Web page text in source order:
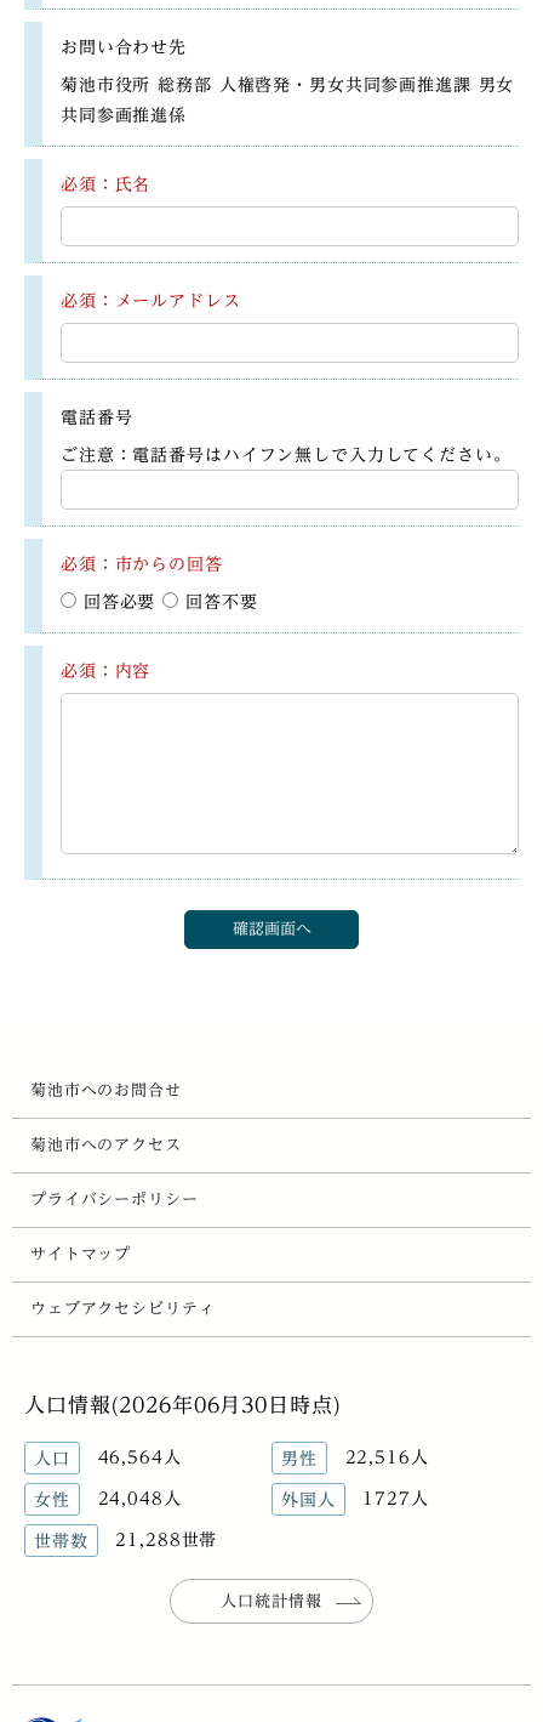
お問い合わせ先
菊池市役所 総務部 人権啓発・男女共同参画推進課 男女
共同参画推進係
必須：氏名
必須：メールアドレス
電話番号
ご注意：電話番号はハイフン無しで入力してください。
必須：市からの回答
回答必要 回答不要
必須：内容
菊池市へのお問合せ
菊池市へのアクセス
プライバシーポリシー
サイトマップ
ウェブアクセシビリティ
人口情報(2026年06月30日時点)
人口 46,564人 男性 22,516人
女性 24,048人 外国人 1727人
世帯数 21,288世帯
人口統計情報